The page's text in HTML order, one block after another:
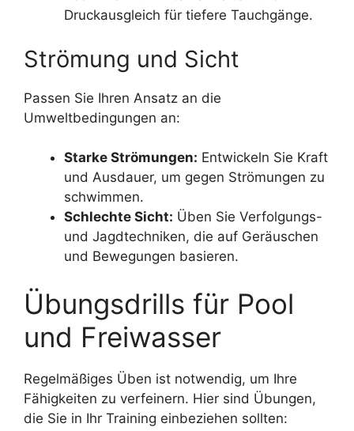
Druckausgleich für tiefere Tauchgänge.
Strömung und Sicht
Passen Sie Ihren Ansatz an die
Umweltbedingungen an:
Starke Strömungen: Entwickeln Sie Kraft
und Ausdauer, um gegen Strömungen zu
schwimmen.
Schlechte Sicht: Üben Sie Verfolgungs-
und Jagdtechniken, die auf Geräuschen
und Bewegungen basieren.
Übungsdrills für Pool
und Freiwasser
Regelmäßiges Üben ist notwendig, um Ihre
Fähigkeiten zu verfeinern. Hier sind Übungen,
die Sie in Ihr Training einbeziehen sollten: